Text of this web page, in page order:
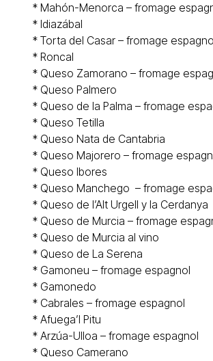
* Mahón-Menorca – fromage
* Idiazábal
* Torta del Casar – fromage
* Roncal
* Queso Zamorano – fromage
* Queso Palmero
* Queso de la Palma – fromage
* Queso Tetilla
* Queso Nata de Cantabria
* Queso Majorero – fromage
* Queso Ibores
* Queso Manchego – fromage
* Queso de l’Alt Urgell y la Cerdanya
* Queso de Murcia – fromage
* Queso de Murcia al vino
* Queso de La Serena
* Gamoneu – fromage espagnol
* Gamonedo
* Cabrales – fromage espagnol
* Afuega’l Pitu
* Arzúa-Ulloa – fromage espagnol
* Queso Camerano